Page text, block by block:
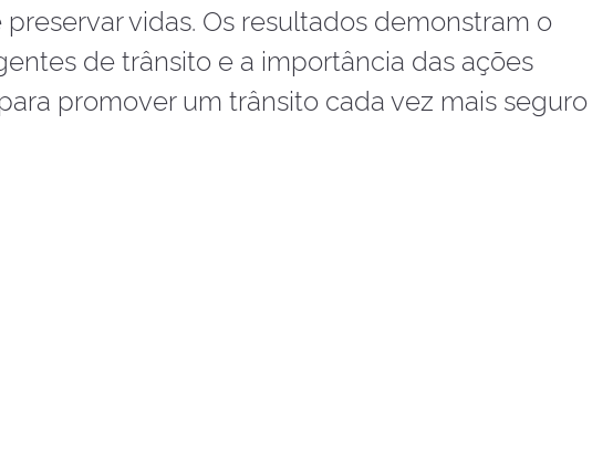
vidas. Os resultados demonstram o
de trânsito e a importância das ações
promover um trânsito cada vez mais seguro